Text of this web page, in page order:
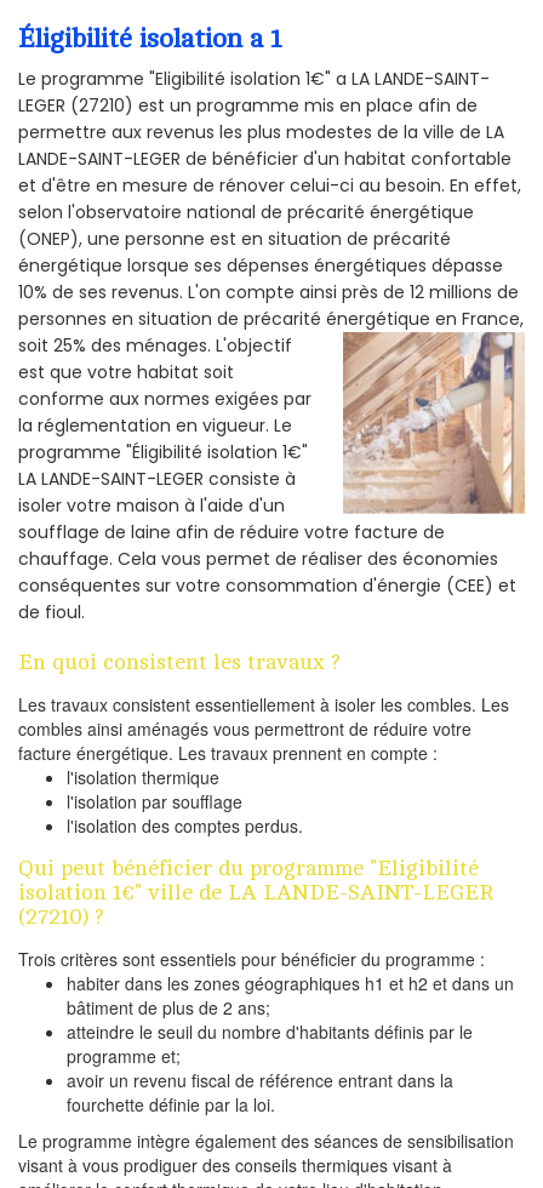
Éligibilité isolation a 1
Le programme "Eligibilité isolation 1€" a LA LANDE-SAINT-
LEGER (27210) est un programme mis en place afin de
permettre aux revenus les plus modestes de la ville de LA
LANDE-SAINT-LEGER de bénéficier d'un habitat confortable
et d'être en mesure de rénover celui-ci au besoin. En effet,
selon l'observatoire national de précarité énergétique
(ONEP), une personne est en situation de précarité
énergétique lorsque ses dépenses énergétiques dépasse
10% de ses revenus. L'on compte ainsi près de 12 millions de
personnes en situation de précarité énergétique en France,
soit 25% des ménages. L'objectif
est que votre habitat soit
conforme aux normes exigées par
la réglementation en vigueur. Le
programme "Éligibilité isolation 1€"
LA LANDE-SAINT-LEGER consiste à
isoler votre maison à l'aide d'un
soufflage de laine afin de réduire votre facture de
chauffage. Cela vous permet de réaliser des économies
conséquentes sur votre consommation d'énergie (CEE) et
de fioul.
En quoi consistent les travaux ?
Les travaux consistent essentiellement à isoler les combles. Les
combles ainsi aménagés vous permettront de réduire votre
facture énergétique. Les travaux prennent en compte :
l'isolation thermique
l'isolation par soufflage
l'isolation des comptes perdus.
Qui peut bénéficier du programme "Eligibilité
isolation 1€" ville de LA LANDE-SAINT-LEGER
(27210) ?
Trois critères sont essentiels pour bénéficier du programme :
habiter dans les zones géographiques h1 et h2 et dans un
bâtiment de plus de 2 ans;
atteindre le seuil du nombre d'habitants définis par le
programme et;
avoir un revenu fiscal de référence entrant dans la
fourchette définie par la loi.
Le programme intègre également des séances de sensibilisation
visant à vous prodiguer des conseils thermiques visant à